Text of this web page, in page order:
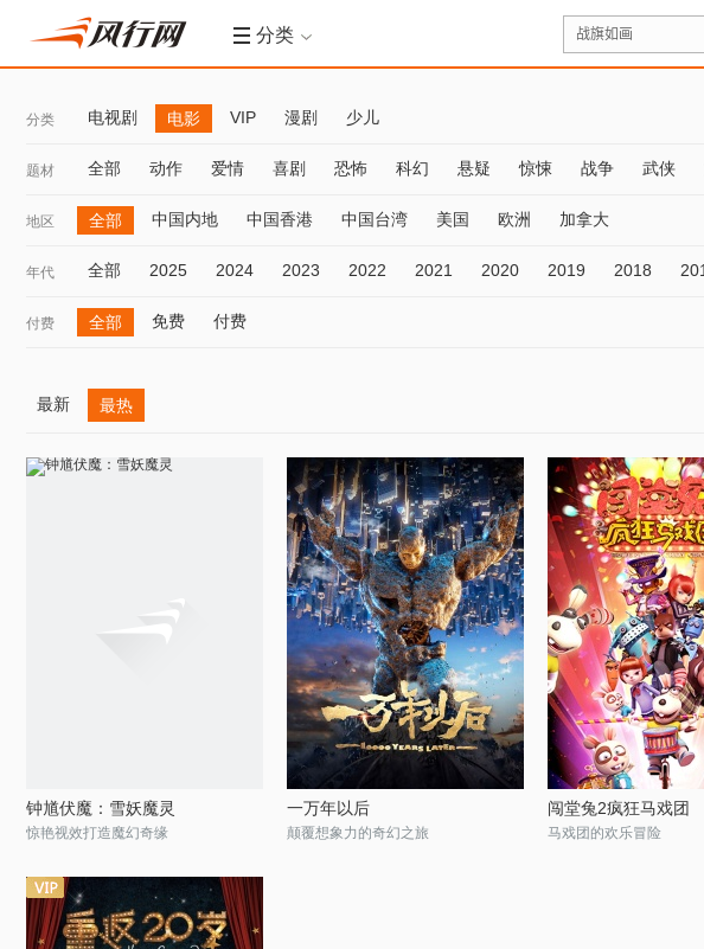
分类
分类 电视剧 电影 VIP 漫剧 少儿
题材 全部 动作 爱情 喜剧 恐怖 科幻 悬疑 惊悚 战争 武侠
地区 全部 中国内地 中国香港 中国台湾 美国 欧洲 加拿大
年代 全部 2025 2024 2023 2022 2021 2020 2019 2018
付费 全部 免费 付费
最新 最热
钟馗伏魔：雪妖魔灵
惊艳视效打造魔幻奇缘
一万年以后
颠覆想象力的奇幻之旅
闯堂兔2疯狂马戏团
马戏团的欢乐冒险